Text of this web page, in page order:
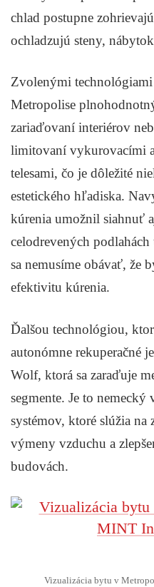
chlad postupne
ochladzujú steny,
Zvolenými
Metropolise
zariaďovaní interiérov
limitovaní vykurovacími
telesami, čo je dôležité
estetického hľadiska.
kúrenia umožnil siahnuť
celodrevených
sa nemusíme obávať, že
efektivitu kúrenia.
Ďalšou technológiou,
autonómne rekuperačné
Wolf, ktorá sa zaraďuje
segmente. Je to
systémov, ktoré slúžia na
výmeny vzduchu a
budovách.
Vizualizácia bytu v